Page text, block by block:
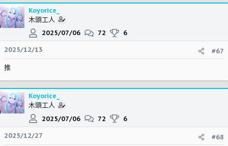
Koyorice_
木頭工人
2025/07/06
72
6
2025/12/13
#67
推
Koyorice_
木頭工人
2025/07/06
72
6
2025/12/27
#68